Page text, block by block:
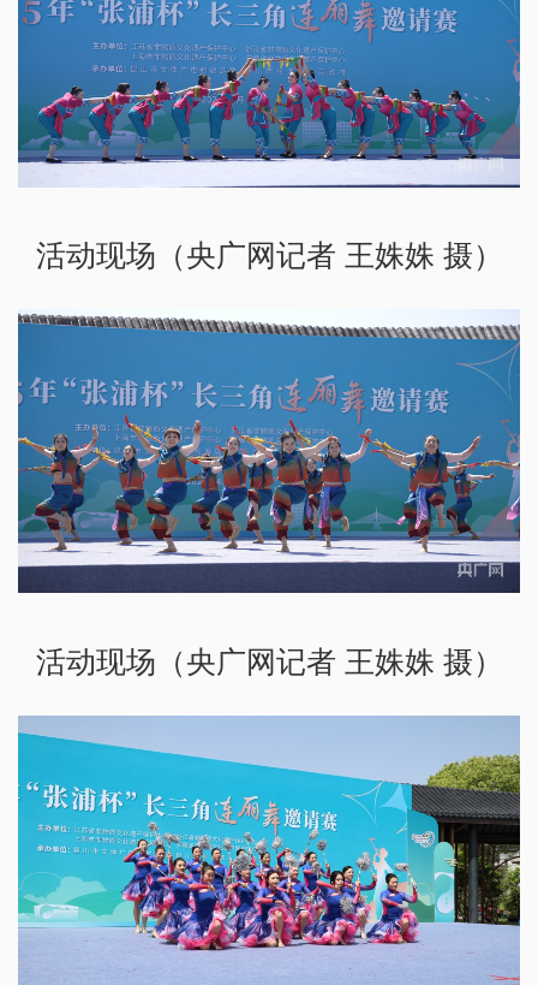
活动现场（央广网记者 王姝姝 摄）
活动现场（央广网记者 王姝姝 摄）